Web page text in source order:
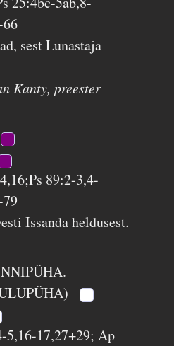
sest Lunastaja
Kanty, preester
89:2-3,4-
Issanda heldusest.
5,16-17,27+29; Ap